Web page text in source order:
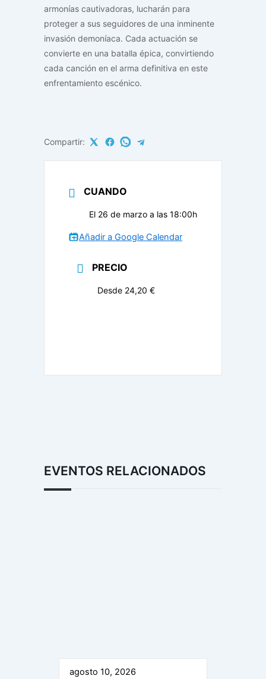
armonías cautivadoras, lucharán para
proteger a sus seguidores de una inminente
invasión demoníaca. Cada actuación se
convierte en una batalla épica, convirtiendo
cada canción en el arma definitiva en este
enfrentamiento escénico.
Compartir:
CUANDO
El 26 de marzo a las 18:00h
Añadir a Google Calendar
PRECIO
Desde 24,20 €
EVENTOS RELACIONADOS
agosto 10, 2026